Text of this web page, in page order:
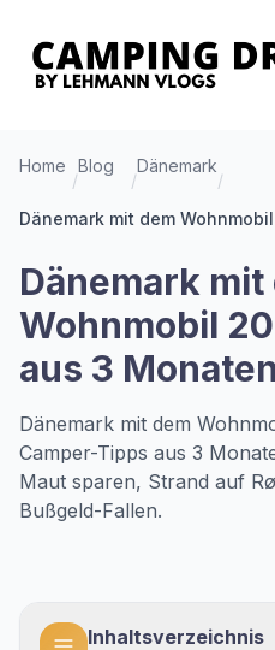
Home
/
Blog
/
Dänemark
/
Dänemark mit dem
Dänemark mit
Wohnmobil
aus 3
Dänemark mit dem
Camper-Tipps aus 3
Maut sparen, Strand auf
Bußgeld-Fallen.
Inhaltsverzeichnis